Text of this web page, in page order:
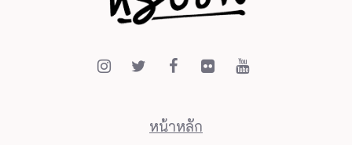
หน้าหลัก